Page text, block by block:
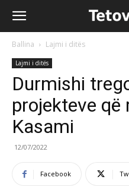
Ballina Lajmi i ditës
Lajmi i ditës
Durmishi
projekteve që
Kasami
12/07/2022
Facebook